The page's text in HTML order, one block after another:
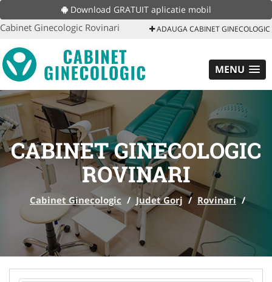
Download GRATUIT aplicatie mobil
Cabinet Ginecologic Rovinari ADAUGA CABINET GINECOLOGIC
MENU
CABINET GINECOLOGIC
ROVINARI
Cabinet Ginecologic / Judet Gorj / Rovinari /